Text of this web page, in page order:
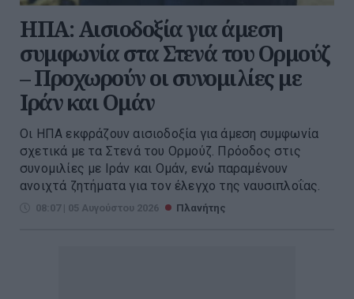
ΗΠΑ: Αισιοδοξία για άμεση
συμφωνία στα Στενά του Ορμούζ
– Προχωρούν οι συνομιλίες με
Ιράν και Ομάν
Οι ΗΠΑ εκφράζουν αισιοδοξία για άμεση συμφωνία
σχετικά με τα Στενά του Ορμούζ. Πρόοδος στις
συνομιλίες με Ιράν και Ομάν, ενώ παραμένουν
ανοιχτά ζητήματα για τον έλεγχο της ναυσιπλοΐας.
08:07 | 05 Αυγούστου 2026 Πλανήτης